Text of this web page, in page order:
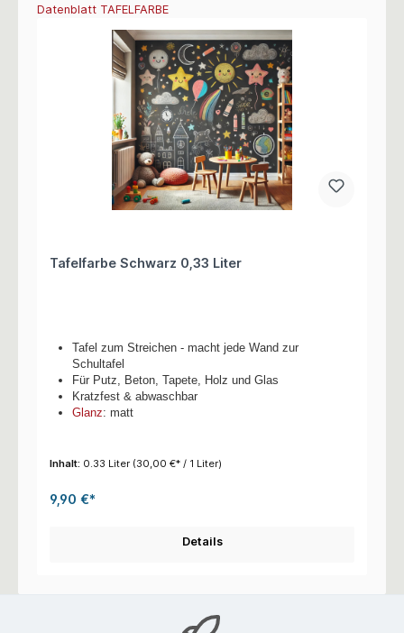
Datenblatt TAFELFARBE
Tafelfarbe Schwarz 0,33 Liter
Tafel zum Streichen - macht jede Wand zur
Schultafel
Für Putz, Beton, Tapete, Holz und Glas
Kratzfest & abwaschbar
Glanz: matt
Inhalt: 0.33 Liter (30,00 €* / 1 Liter)
9,90 €*
Details